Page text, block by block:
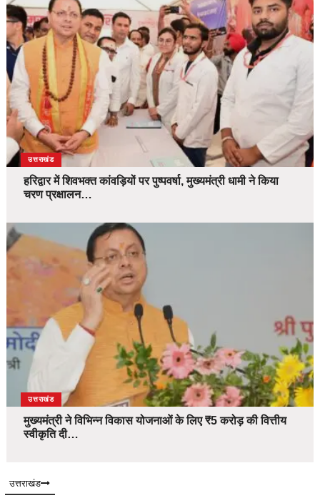
उत्तराखंड
हरिद्वार में शिवभक्त कांवड़ियों पर पुष्पवर्षा, मुख्यमंत्री धामी ने किया
चरण प्रक्षालन…
उत्तराखंड
मुख्यमंत्री ने विभिन्न विकास योजनाओं के लिए ₹5 करोड़ की वित्तीय
स्वीकृति दी…
उत्तराखंड